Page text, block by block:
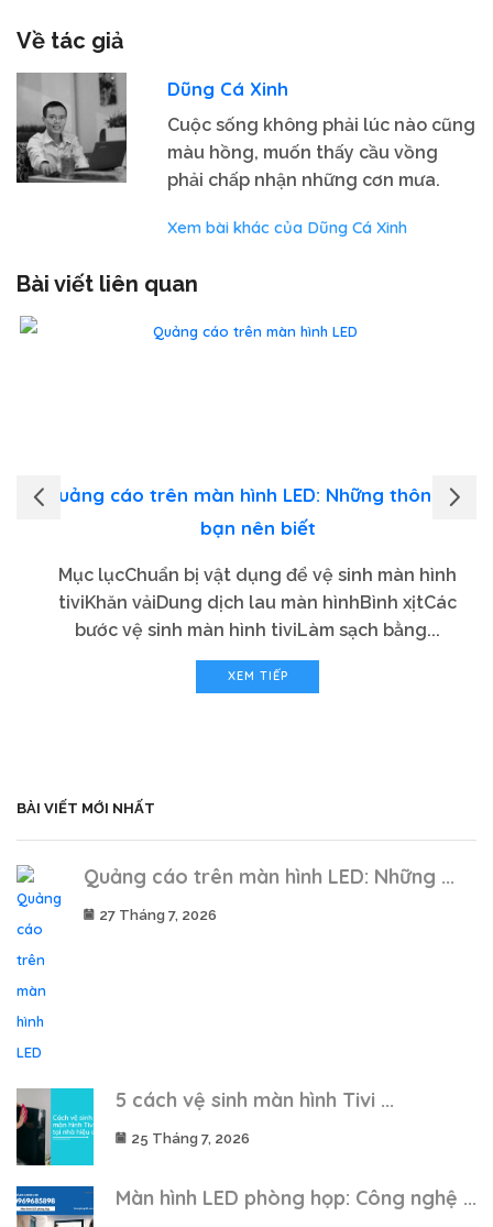
Về tác giả
Dũng Cá Xinh
Cuộc sống không phải lúc nào cũng
màu hồng, muốn thấy cầu vồng
phải chấp nhận những cơn mưa.
Xem bài khác của Dũng Cá Xinh
Bài viết liên quan
Quảng cáo trên màn hình LED: Những thông tin
bạn nên biết
Mục lụcChuẩn bị vật dụng để vệ sinh màn hình
tiviKhăn vảiDung dịch lau màn hìnhBình xịtCác
bước vệ sinh màn hình tiviLàm sạch bằng...
XEM TIẾP
BÀI VIẾT MỚI NHẤT
Quảng cáo trên màn hình LED: Những ...
27 Tháng 7, 2026
5 cách vệ sinh màn hình Tivi ...
25 Tháng 7, 2026
Màn hình LED phòng họp: Công nghệ ...